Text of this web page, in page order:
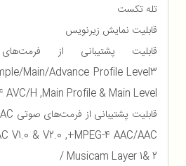
تله تکست
قابلیت نمایش زیرنویس
Main Profile & Main Level‏,‏ MPEG‎-4 AVC/H‏.‏264 ‏(‏10Mbps‏)‏
/ Musicam Layer 1& 2